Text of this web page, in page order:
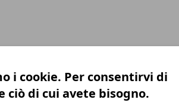
i cookie. Per consentirvi di
ciò di cui avete bisogno.